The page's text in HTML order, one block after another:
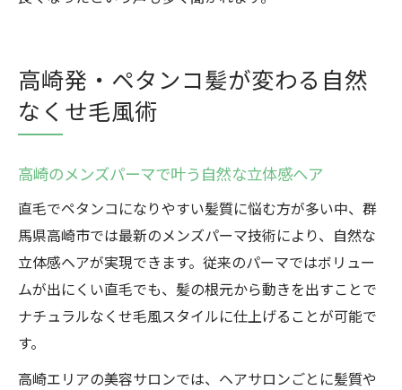
高崎発・ペタンコ髪が変わる自然
なくせ毛風術
高崎のメンズパーマで叶う自然な立体感ヘア
直毛でペタンコになりやすい髪質に悩む方が多い中、群
馬県高崎市では最新のメンズパーマ技術により、自然な
立体感ヘアが実現できます。従来のパーマではボリュー
ムが出にくい直毛でも、髪の根元から動きを出すことで
ナチュラルなくせ毛風スタイルに仕上げることが可能で
す。
高崎エリアの美容サロンでは、ヘアサロンごとに髪質や